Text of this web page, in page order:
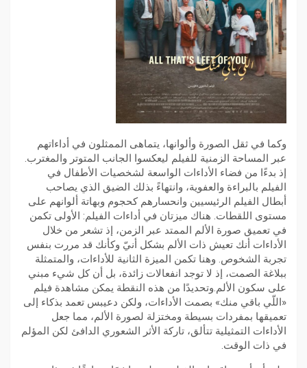
وكما في ثقل الصورة وألوانها، يتماهى الممثلون في أداءاتهم
عبر المساحة الزمنية للفيلم ليعكسوا الجانب المتوتر والمغترب.
إذ بدءًا من فضاء الأداءات الواسعة لشخصيات الأطفال في
الفيلم بالبراءة والعفوية، وانتهاءً بذلك الضيق الذي يصاحب
أبطال الفيلم الرئيسيين وانحسارهم كحجوم وبهاتة ألوانهم على
مستوى اللقطات. هناك ميزتان في أداءات الفيلم: الأولى تكمن
في تعميق صورة الألم الممتد عبر الزمن، إذ تشعر من خلال
الأداءات أنك تعيش ذات الألم بشكل أنيّ وكأنك قد مررت بنفس
تجربة الشخوص. وهنا تكمن الميزة الثانية للأداءات، والمتمثلة
ببلاغة الصمت، إذ لا توجد انفعالات زائدة، بل أن كل شيء مبني
على سكون الألم.وتحديدًا من هذه النقطة يمكن مشاهدة فيلم
«اللّي باقي منك» بصمت الأداءات، ولكن دعيبس تعمد بذكاء إلى
تعميقها بمفردات بسيطة ومختزلة لصورة الألم، مما جعل
الأداءات التمثيلية تتألق، تاركة الأثر الشعوري الدافئ لكن المؤلم
في ذات الوقت.